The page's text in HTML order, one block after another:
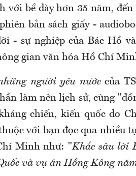
với bề dày hơn 35 năm, đến
bản sách giấy -
- sự nghiệp của Bác Hồ
gian văn hóa Hồ Chí
người yêu nướccủa
làm nên lịch sử, cùng
chiến, kiến quốc do
với bạn đọc qua nhiều
Minh như: "Khắc sâu lời
và vụ án Hồng Kông